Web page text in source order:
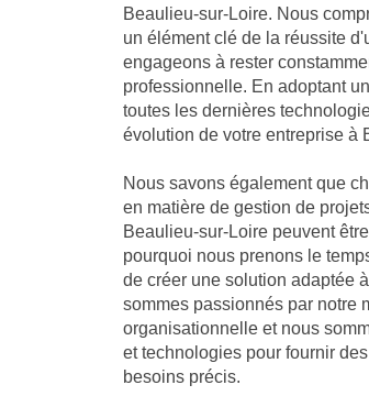
Beaulieu-sur-Loire. Nous
un élément clé de la réussite
engageons à rester
professionnelle. En adoptant
toutes les dernières
évolution de votre entreprise à
Nous savons également que
en matière de gestion de
Beaulieu-sur-Loire peuvent
pourquoi nous prenons le
de créer une solution adaptée
sommes passionnés par notre
organisationnelle et nous
et technologies pour fournir
besoins précis.